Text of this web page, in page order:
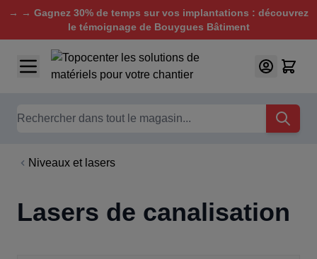
→ → Gagnez 30% de temps sur vos implantations : découvrez
le témoignage de Bouygues Bâtiment
Aller au contenu
Chercher
Niveaux et lasers
Lasers de canalisation